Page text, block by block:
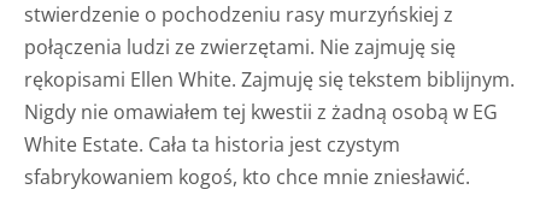
stwierdzenie o pochodzeniu rasy murzyńskiej z
połączenia ludzi ze zwierzętami. Nie zajmuję się
rękopisami Ellen White. Zajmuję się tekstem biblijnym.
Nigdy nie omawiałem tej kwestii z żadną osobą w EG
White Estate. Cała ta historia jest czystym
sfabrykowaniem kogoś, kto chce mnie zniesławić.